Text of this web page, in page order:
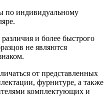
по индивидуальному
и более быстрого
не являются
от представленных
фурнитуре, а также
комплектующих и